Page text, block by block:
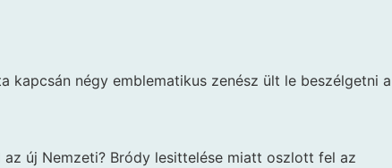
kapcsán négy emblematikus zenész ült le beszélgetni a
új Nemzeti? Bródy lesittelése miatt oszlott fel az